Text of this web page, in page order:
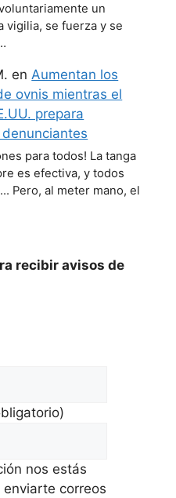
un
vigilia, se fuerza y se
en Aumentan los
ovnis mientras el
prepara
para todos! La tanga
es efectiva, y todos
Pero, al meter mano, el
recibir avisos de
nos estás
correos